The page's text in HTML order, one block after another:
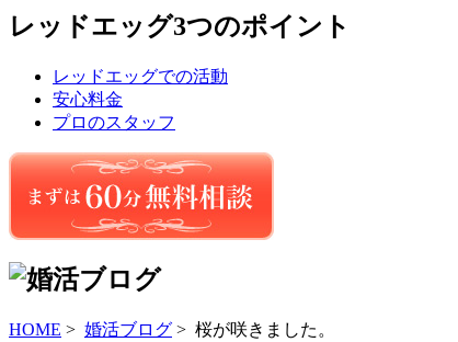
レッドエッグ3つのポイント
レッドエッグでの活動
安心料金
プロのスタッフ
HOME > 婚活ブログ > 桜が咲きました。